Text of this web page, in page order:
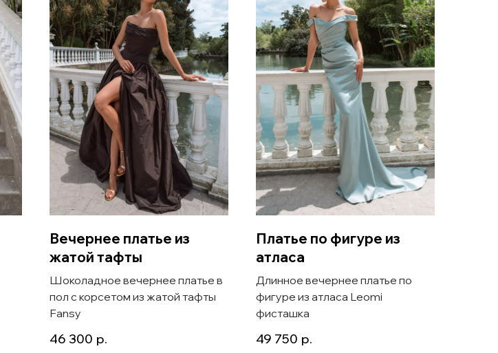
Вечернее платье из
жатой тафты
Шоколадное вечернее платье в
пол с корсетом из жатой тафты
Fansy
46 300 р.
Платье по фигуре из
атласа
Длинное вечернее платье по
фигуре из атласа Leomi
фисташка
49 750 р.